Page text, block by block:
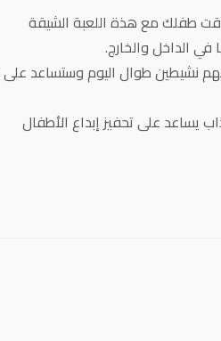
طفلك مع هذة اللعبة الشيقة
الداخل والخارج.
نشيطين طوال اليوم وستساعد
يساعد على تحفيز إبداع الأطفال